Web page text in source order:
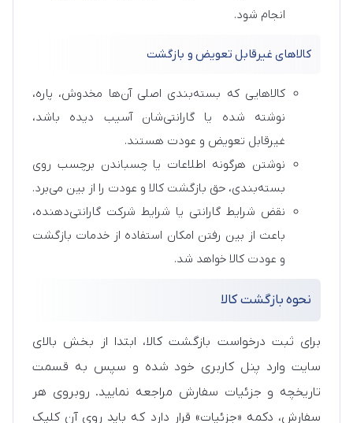
انجام شود.
کالاهای غیرقابل تعویض و بازگشت
کالاهایی که بسته‌بندی اصلی آن‌ها مخدوش، پاره،
نوشته شده یا گارانتی‌شان آسیب دیده باشد،
غیرقابل تعویض و عودت هستند.
نوشتن هرگونه اطلاعات یا چسباندن برچسب روی
بسته‌بندی، حق بازگشت کالا و عودت را از بین می‌برد.
نقض شرایط گارانتی یا شرایط شرکت گارانتی‌دهنده،
باعث از بین رفتن امکان استفاده از خدمات بازگشت
و عودت کالا خواهد شد.
نحوه بازگشت کالا
برای ثبت درخواست بازگشت کالا، ابتدا از بخش بالای
سایت وارد پنل کاربری خود شده و سپس به قسمت
تاریخچه و جزئیات سفارش مراجعه نمایید. روبروی هر
سفارش، دکمه «جزئیات» قرار دارد که باید روی آن کلیک